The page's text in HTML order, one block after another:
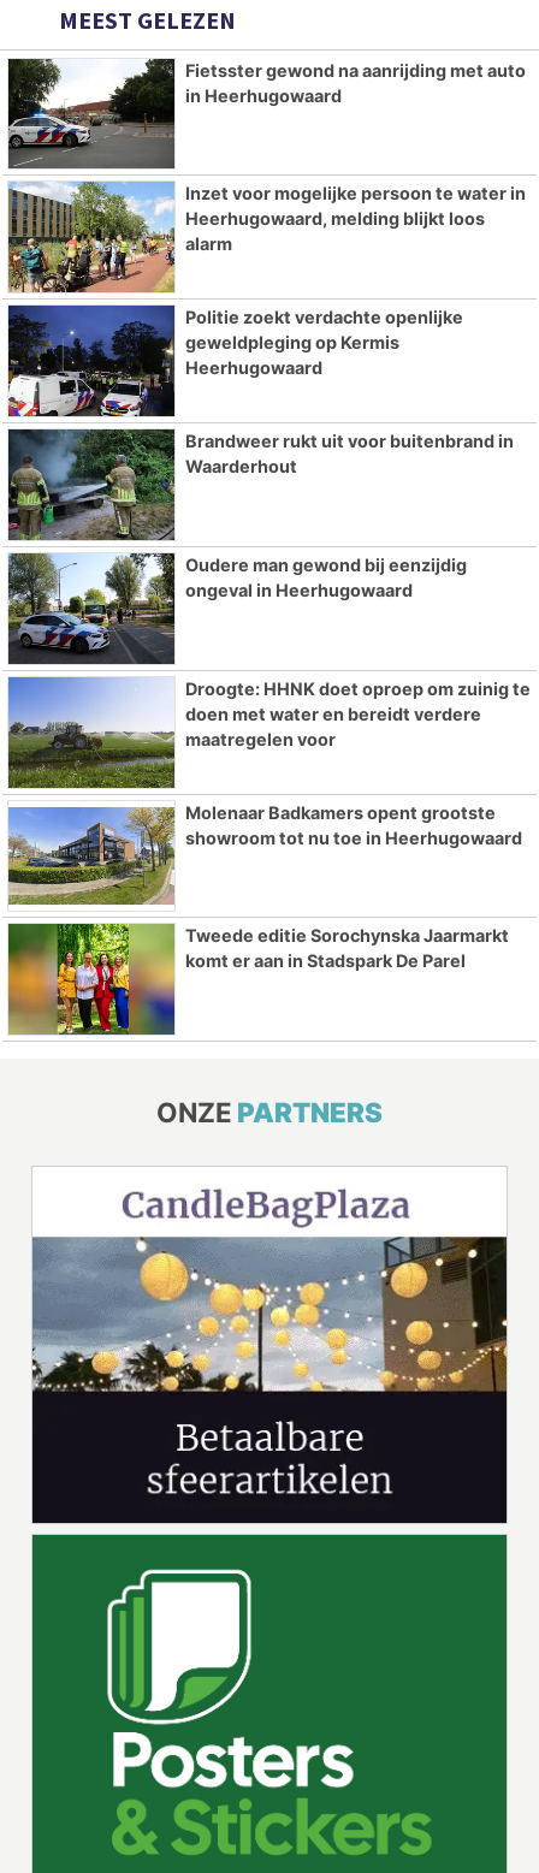
MEEST GELEZEN
Fietsster gewond na aanrijding met auto
in Heerhugowaard
Inzet voor mogelijke persoon te water in
Heerhugowaard, melding blijkt loos
alarm
Politie zoekt verdachte openlijke
geweldpleging op Kermis
Heerhugowaard
Brandweer rukt uit voor buitenbrand in
Waarderhout
Oudere man gewond bij eenzijdig
ongeval in Heerhugowaard
Droogte: HHNK doet oproep om zuinig te
doen met water en bereidt verdere
maatregelen voor
Molenaar Badkamers opent grootste
showroom tot nu toe in Heerhugowaard
Tweede editie Sorochynska Jaarmarkt
komt er aan in Stadspark De Parel
ONZE PARTNERS